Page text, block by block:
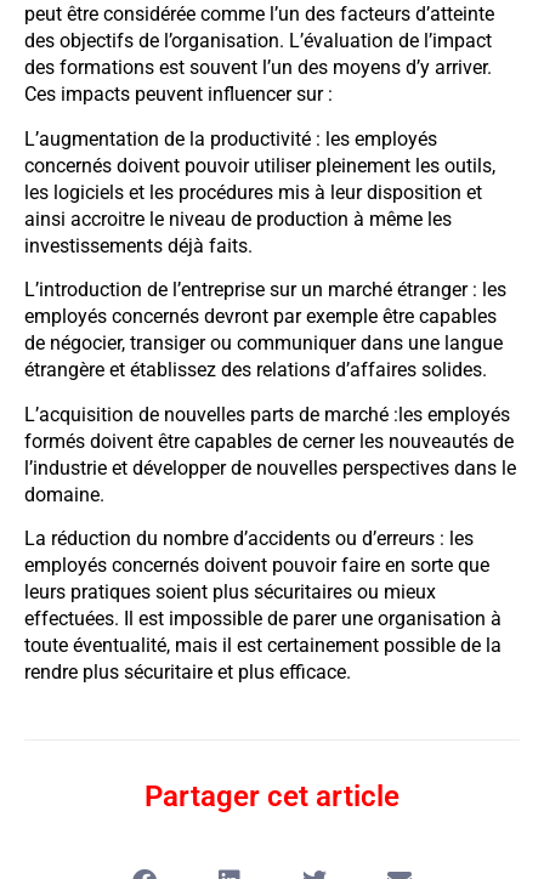
peut être considérée comme l’un des facteurs d’atteinte
des objectifs de l’organisation. L’évaluation de l’impact
des formations est souvent l’un des moyens d’y arriver.
Ces impacts peuvent influencer sur :
L’augmentation de la productivité : les employés
concernés doivent pouvoir utiliser pleinement les outils,
les logiciels et les procédures mis à leur disposition et
ainsi accroitre le niveau de production à même les
investissements déjà faits.
L’introduction de l’entreprise sur un marché étranger : les
employés concernés devront par exemple être capables
de négocier, transiger ou communiquer dans une langue
étrangère et établissez des relations d’affaires solides.
L’acquisition de nouvelles parts de marché :les employés
formés doivent être capables de cerner les nouveautés de
l’industrie et développer de nouvelles perspectives dans le
domaine.
La réduction du nombre d’accidents ou d’erreurs : les
employés concernés doivent pouvoir faire en sorte que
leurs pratiques soient plus sécuritaires ou mieux
effectuées. Il est impossible de parer une organisation à
toute éventualité, mais il est certainement possible de la
rendre plus sécuritaire et plus efficace.
Partager cet article